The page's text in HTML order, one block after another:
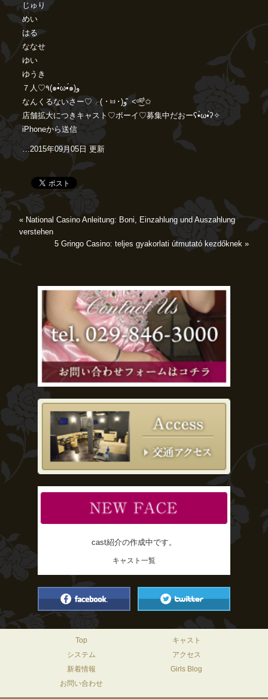
じゅり
めい
はる
ななせ
ゆい
ゆうき
７人♡٩(๑•̀ω•́๑)و
なんくるないさー♡╭( ･ㅂ･)و ̑̑ ˂ᵒ͜͡ᵏᵎ⁾✩
店舗拡大につきキャスト♡ボーイ♡募集中だおーʕ•̀ω•́ʔ✧
iPhoneから送信
…2015年09月05日 更新
« National Casino Anleitung: Boni, Einzahlung und Auszahlung
verstehen
5 Gringo Casino: teljes gyakorlati útmutató kezdőknek»
cast紹介の作成中です。
キャスト一覧
Top
キャスト
システム
アクセス
新着情報
Girls Blog
お問い合わせ